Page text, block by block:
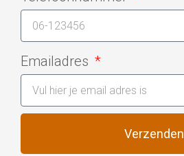
Emailadres
Verzenden